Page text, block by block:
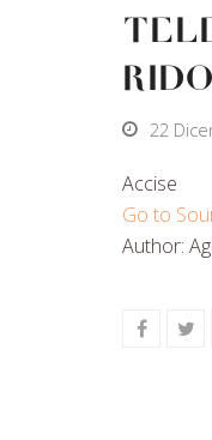
22
Accise
Go to
Author:
Share